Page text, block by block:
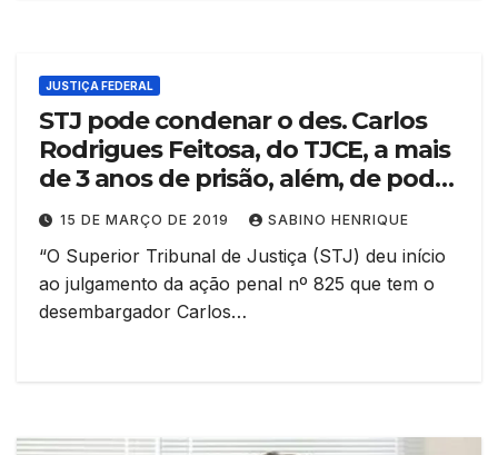
JUSTIÇA FEDERAL
STJ pode condenar o des. Carlos
Rodrigues Feitosa, do TJCE, a mais
de 3 anos de prisão, além, de poder
perder o cargo de desembargador
15 DE MARÇO DE 2019 SABINO HENRIQUE
“O Superior Tribunal de Justiça (STJ) deu início
ao julgamento da ação penal nº 825 que tem o
desembargador Carlos…